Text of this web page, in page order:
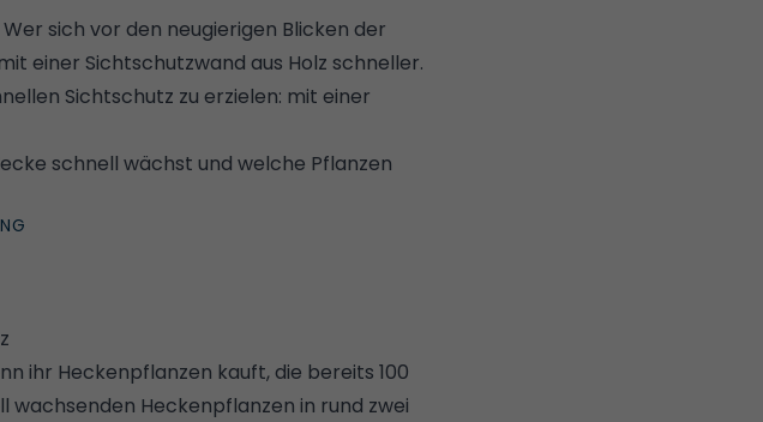
sich vor den neugierigen Blicken der
einer Sichtschutzwand aus Holz schneller.
Sichtschutz zu erzielen: mit einer
schnell wächst und welche Pflanzen
ihr Heckenpflanzen kauft, die bereits 100
wachsenden Heckenpflanzen in rund zwei